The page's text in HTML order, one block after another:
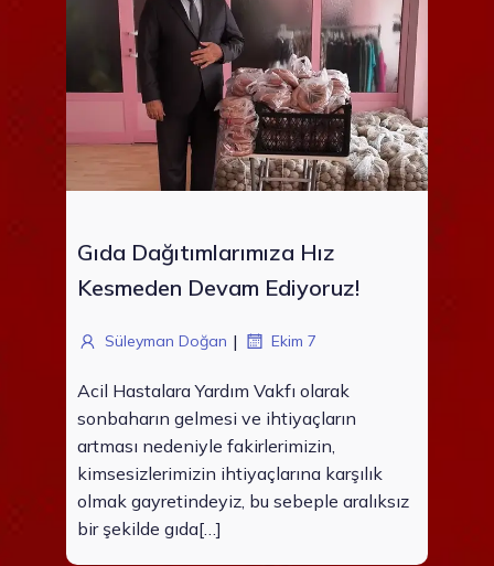
Gıda Dağıtımlarımıza Hız
Kesmeden Devam Ediyoruz!
Süleyman Doğan | Ekim 7
Acil Hastalara Yardım Vakfı olarak
sonbaharın gelmesi ve ihtiyaçların
artması nedeniyle fakirlerimizin,
kimsesizlerimizin ihtiyaçlarına karşılık
olmak gayretindeyiz, bu sebeple aralıksız
bir şekilde gıda[…]